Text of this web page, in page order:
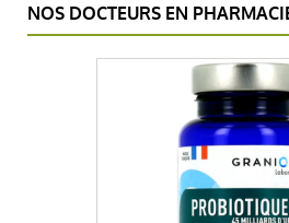
NOS DOCTEURS EN